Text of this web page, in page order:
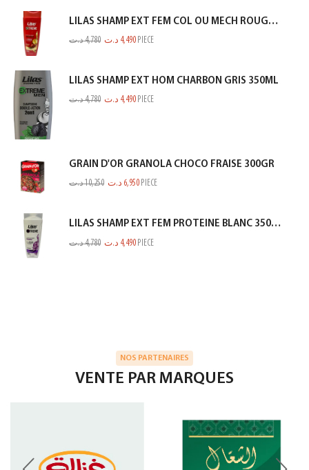
LILAS SHAMP EXT FEM COL OU MECH ROUGE 350ML
4,780د.ت 4,490 د.ت PIECE
LILAS SHAMP EXT HOM CHARBON GRIS 350ML
4,780د.ت 4,490 د.ت PIECE
GRAIN D'OR GRANOLA CHOCO FRAISE 300GR
10,250د.ت 6,950 د.ت PIECE
LILAS SHAMP EXT FEM PROTEINE BLANC 350ML
4,780د.ت 4,490 د.ت PIECE
NOS PARTENAIRES
VENTE PAR MARQUES